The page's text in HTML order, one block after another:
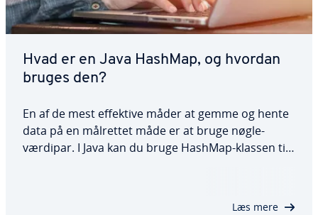
Hvad er en Java HashMap, og hvordan
bruges den?
En af de mest effektive måder at gemme og hente
data på en målrettet måde er at bruge nøgle-
værdipar. I Java kan du bruge HashMap-klassen til
Læs mere